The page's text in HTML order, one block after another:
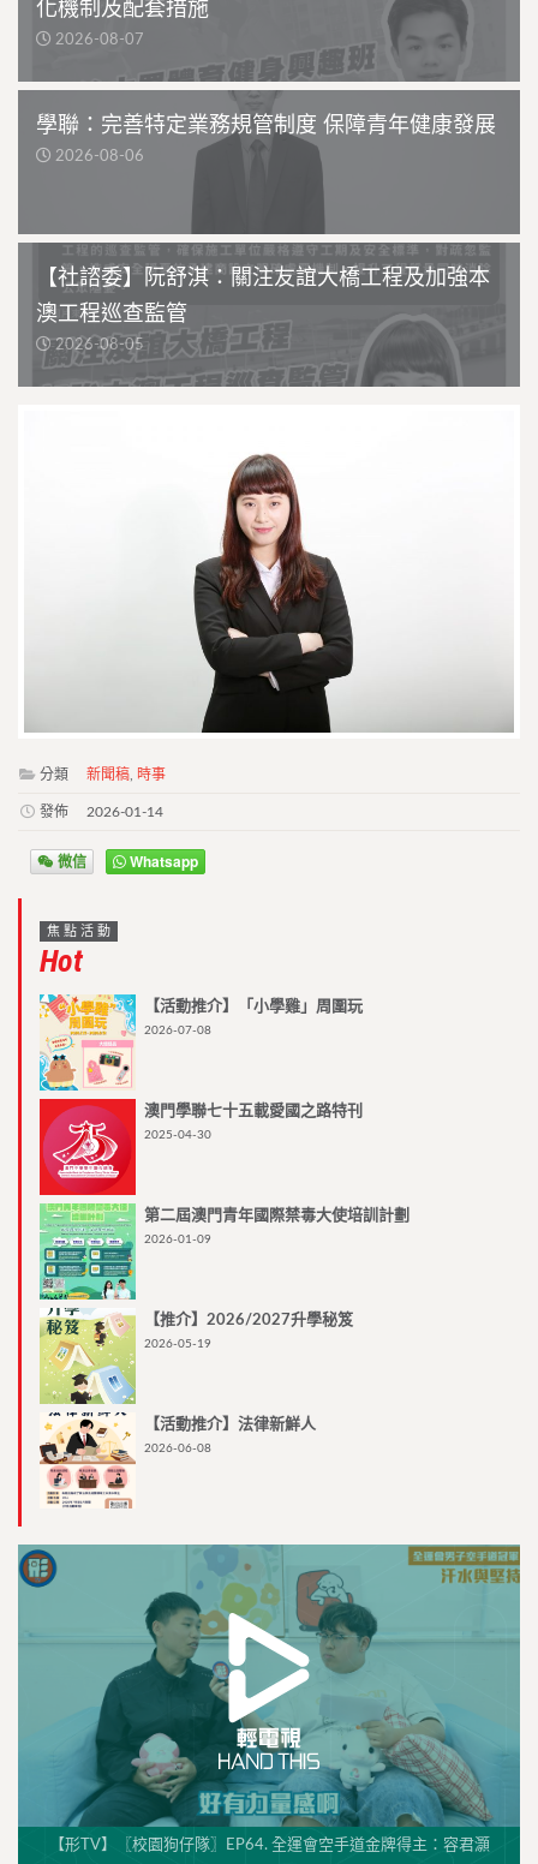
化機制及配套措施
2026-08-07
學聯：完善特定業務規管制度 保障青年健康發展
2026-08-06
【社諮委】阮舒淇：關注友誼大橋工程及加強本
澳工程巡查監管
2026-08-05
分類 新聞稿 時事
發佈 2026-01-14
微信 Whatsapp
焦點活動
Hot
【活動推介】「小學雞」周圍玩
2026-07-08
澳門學聯七十五載愛國之路特刊
2025-04-30
第二屆澳門青年國際禁毒大使培訓計劃
2026-01-09
【推介】2026/2027升學秘笈
2026-05-19
【活動推介】法律新鮮人
2026-06-08
【形TV】〖校園狗仔隊〗EP64. 全運會空手道金牌得主：容君灝